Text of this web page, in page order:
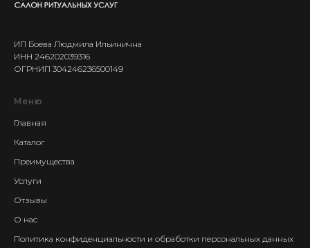
ИП Боева Людмила Ильинична
ИНН 246202039316
ОГРНИП 304246236500149
Меню
Главная
Каталог
Преимущества
Услуги
Отзывы
О нас
Политика конфиденциальности и обработки персональных данных